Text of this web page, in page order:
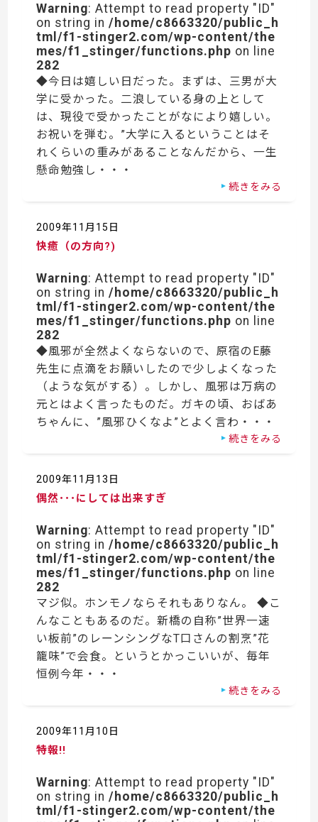
Warning: Attempt to read property "ID"
on string in/home/c8663320/public_h
tml/f1-stinger2.com/wp-content/the
mes/f1_stinger/functions.php on line
282
◆今日は嬉しい日だった。まずは、三男が大
学に受かった。二浪している身の上として
は、現役で受かったことがなにより嬉しい。
お祝いを弾む。”大学に入るということはそ
れくらいの重みがあることなんだから、一生
懸命勉強し・・・
続きをみる
2009年11月15日
快癒（の方向?)
Warning: Attempt to read property "ID"
on string in/home/c8663320/public_h
tml/f1-stinger2.com/wp-content/the
mes/f1_stinger/functions.php on line
282
◆風邪が全然よくならないので、原宿のE藤
先生に点滴をお願いしたので少しよくなった
（ような気がする）。しかし、風邪は万病の
元とはよく言ったものだ。ガキの頃、おばあ
ちゃんに、”風邪ひくなよ”とよく言わ・・・
続きをみる
2009年11月13日
偶然･･･にしては出来すぎ
Warning: Attempt to read property "ID"
on string in/home/c8663320/public_h
tml/f1-stinger2.com/wp-content/the
mes/f1_stinger/functions.php on line
282
マジ似。ホンモノならそれもありなん。 ◆こ
んなこともあるのだ。新橋の自称”世界一速
い板前”のレーンシングなT口さんの割烹”花
籠味”で会食。というとかっこいいが、毎年
恒例今年・・・
続きをみる
2009年11月10日
特報!!
Warning: Attempt to read property "ID"
on string in/home/c8663320/public_h
tml/f1-stinger2.com/wp-content/the